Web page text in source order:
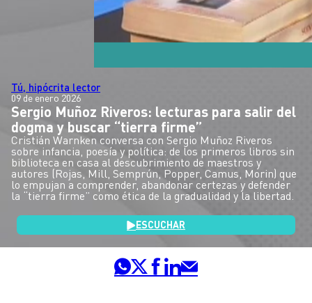
Tú, hipócrita lector
09 de enero 2026
Sergio Muñoz Riveros: lecturas para salir del
dogma y buscar “tierra firme”
Cristián Warnken conversa con Sergio Muñoz Riveros
sobre infancia, poesía y política: de los primeros libros sin
biblioteca en casa al descubrimiento de maestros y
autores (Rojas, Mill, Semprún, Popper, Camus, Morin) que
lo empujan a comprender, abandonar certezas y defender
la “tierra firme” como ética de la gradualidad y la libertad.
ESCUCHAR